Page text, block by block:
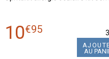
10€95 3
AU